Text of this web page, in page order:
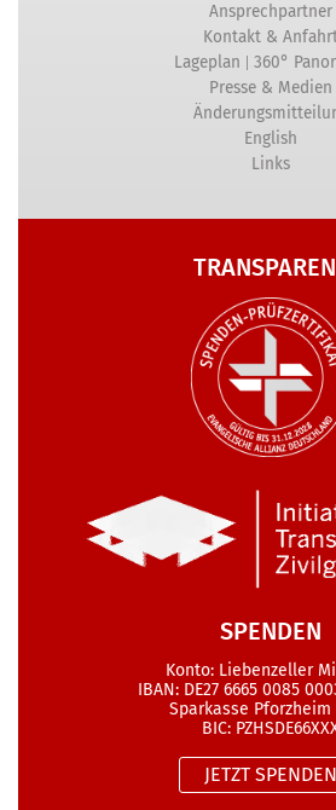
Ansprechpartner
Kontakt &
Lageplan | 360°
Presse & Medien
English
Links
SPENDEN
Konto: Liebenzeller
IBAN: DE27 6665 0085
Sparkasse Pforzheim
BIC:
JETZT SPENDEN